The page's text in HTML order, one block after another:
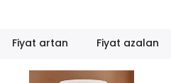
Fiyat artan Fiyat azalan